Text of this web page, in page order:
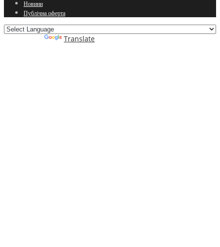
Новини
Публічна оферта
Translate